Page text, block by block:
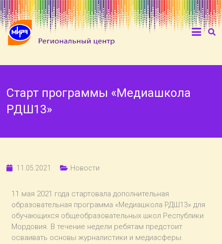
Старт программы «Медиашкола
РДШ13»
11.05.2021 Новости
11 мая 2021 года стартовала дополнительная
образовательная программа «Медиашкола РДШ13» для
обучающихся общеобразовательных школ Республики
Мордовия. В течение недели ребятам предстоит
осваивать основы журналистики и медиасферы.